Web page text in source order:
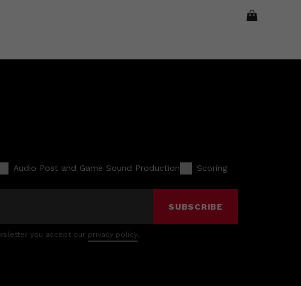
Audio Post and Game Sound Production Scoring
SUBSCRIBE
you accept our privacy policy.